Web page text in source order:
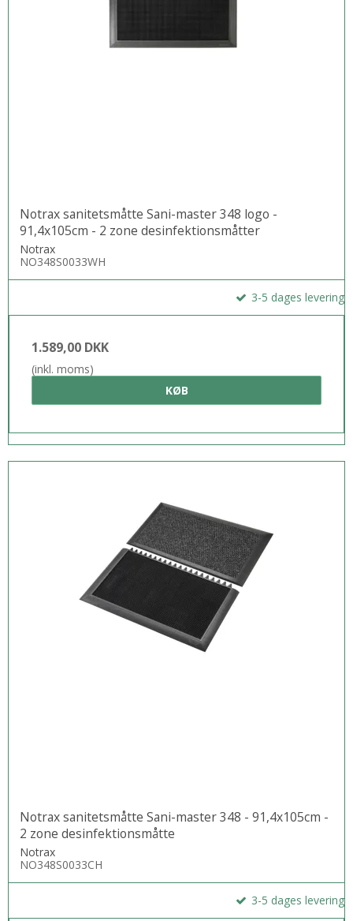
Notrax sanitetsmåtte Sani-master 348 logo -
91,4x105cm - 2 zone desinfektionsmåtter
Notrax
NO348S0033WH
3-5 dages levering
1.589,00 DKK
(inkl. moms)
KØB
Notrax sanitetsmåtte Sani-master 348 - 91,4x105cm -
2 zone desinfektionsmåtte
Notrax
NO348S0033CH
3-5 dages levering